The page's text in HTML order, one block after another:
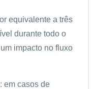
equivalente a três
durante todo o
impacto no fluxo
em casos de